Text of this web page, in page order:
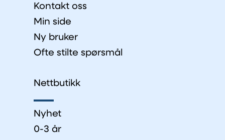
Kontakt oss
Min side
Ny bruker
Ofte stilte spørsmål
Nettbutikk
Nyhet
0-3 år